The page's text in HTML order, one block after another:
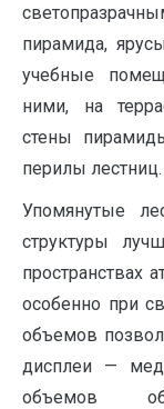
пирамида,
учебные
ними, на
стены
перилы лестниц.
Упомянутые
структуры
пространствах
особенно при
объемов
дисплеи —
объемов